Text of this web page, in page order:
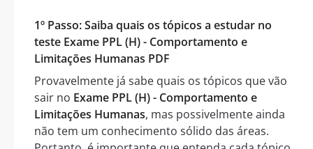
1º Passo: Saiba quais os tópicos a estudar no
teste Exame PPL (H) - Comportamento e
Limitações Humanas PDF
Provavelmente já sabe quais os tópicos que vão
sair no Exame PPL (H) - Comportamento e
Limitações Humanas, mas possivelmente ainda
não tem um conhecimento sólido das áreas.